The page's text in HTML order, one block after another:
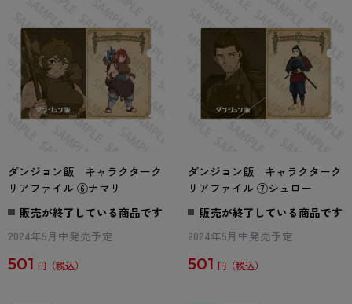
ダンジョン飯 キャラクターク
リアファイル ⑥ナマリ
販売が終了している商品です
2024年5月中発売予定
501 円
ダンジョン飯 キャラクターク
リアファイル ⑦シュロー
販売が終了している商品です
2024年5月中発売予定
501 円